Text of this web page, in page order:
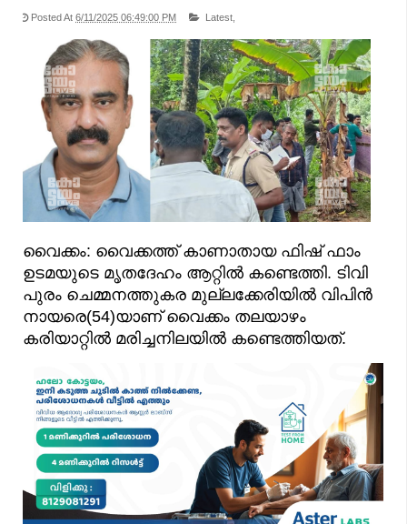
Posted At 6/11/2025 06:49:00 PM Latest,
വൈക്കം: വൈക്കത്ത് കാണാതായ ഫിഷ് ഫാം
ഉടമയുടെ മൃതദേഹം ആറ്റിൽ കണ്ടെത്തി. ടിവി
പുരം ചെമ്മനത്തുകര മുല്ലക്കേരിയിൽ വിപിൻ
നായരെ(54)യാണ് വൈക്കം തലയാഴം
കരിയാറ്റിൽ മരിച്ചനിലയിൽ കണ്ടെത്തിയത്.